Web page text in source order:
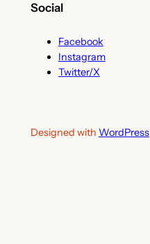
Social
Facebook
Instagram
Twitter/X
Designed with WordPress